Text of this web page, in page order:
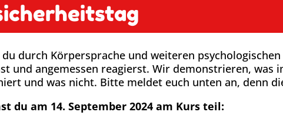
durch Körpersprache und weiteren
und angemessen reagierst. Wir demonstrieren, was
und was nicht. Bitte meldet euch unten an, denn
du am 14. September 2024 am Kurs teil: